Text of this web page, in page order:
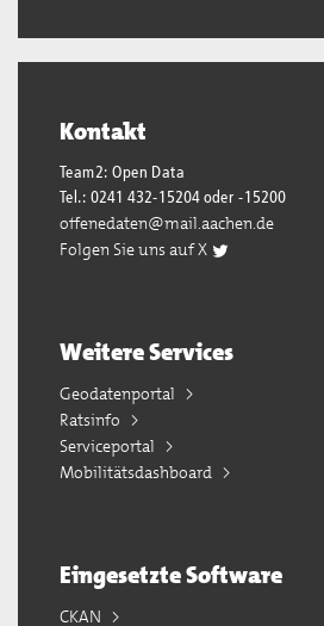
Kontakt
Team2: Open Data
Tel.: 0241 432-15204 oder -15200
offenedaten@mail.aachen.de
Folgen Sie uns auf X
Weitere Services
Geodatenportal
Ratsinfo
Serviceportal
Mobilitätsdashboard
Eingesetzte Software
CKAN